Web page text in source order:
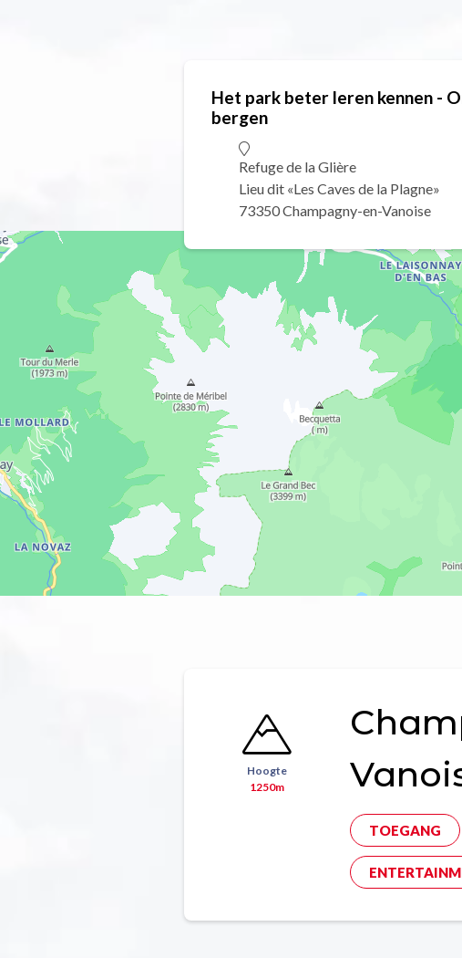
Het park beter leren kennen -
bergen
Refuge de la Glière
Lieu dit «Les Caves de la Plagne»
73350 Champagny-en-Vanoise
Hoogte
1250m
TOEGANG